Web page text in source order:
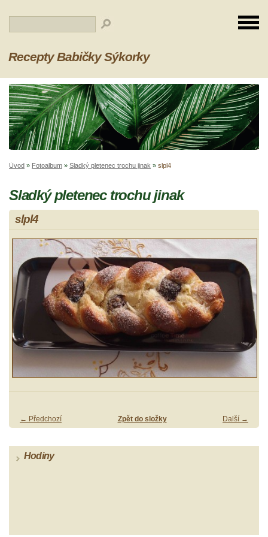
Recepty Babičky Sýkorky
Úvod » Fotoalbum » Sladký pletenec trochu jinak » slpl4
Sladký pletenec trochu jinak
slpl4
← Předchozí Další →
Zpět do složky
Hodiny